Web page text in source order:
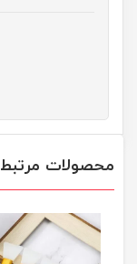
محصولات مرتبط